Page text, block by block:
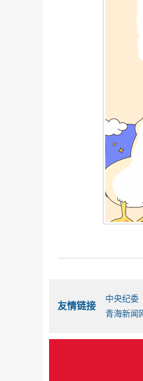
友情链接
中央纪委
青海新闻